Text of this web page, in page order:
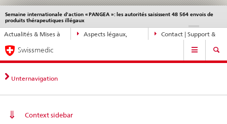
Navigation
directe:
actualités,
bases
juridiques,
contact
Actualités & Mises à
Aspects légaux,
Contact | Support &
Semaine internationale d'action « PANGEA » : les autorités saisissent 48 564 envois de
produits thérapeutiques illégaux
DE EN
Service
navigation
Navigation
Swissmedic
Unternavigation
Context sidebar